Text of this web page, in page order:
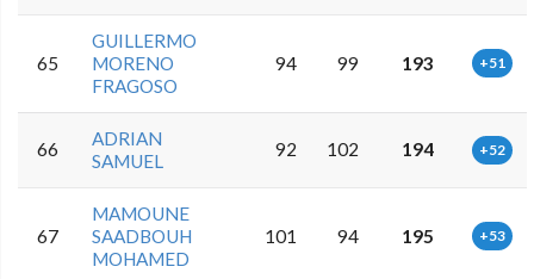
65
GUILLERMO
MORENO
FRAGOSO
94 99 193 +51
66
ADRIAN
SAMUEL
92 102 194 +52
67
MAMOUNE
SAADBOUH
MOHAMED
101 94 195 +53